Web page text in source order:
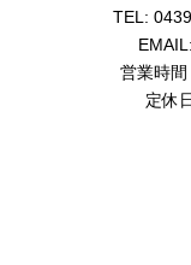
TEL:
EMAIL:
営業時
定休